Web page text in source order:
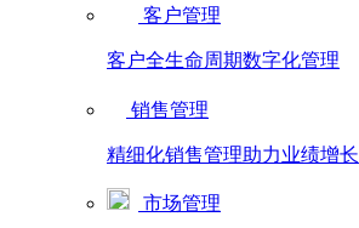
客户管理
客户全生命周期数字化管理
销售管理
精细化销售管理助力业绩增长
市场管理